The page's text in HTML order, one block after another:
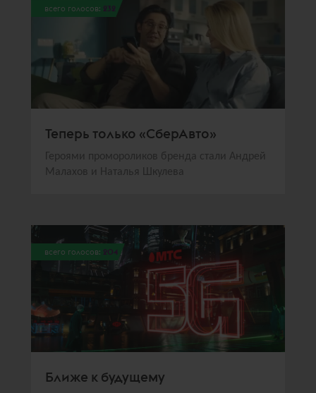
всего голосов: 232
Теперь только «СберАвто»
Героями промороликов бренда стали Андрей
Малахов и Наталья Шкулева
всего голосов: 204
Ближе к будущему